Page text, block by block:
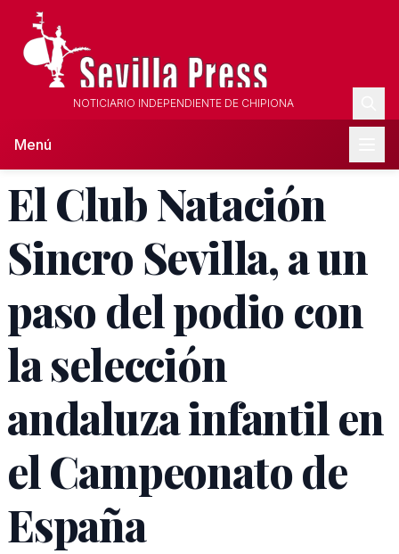
NOTICIARIO INDEPENDIENTE DE CHIPIONA
Menú
El Club Natación
Sincro Sevilla, a un
paso del podio con
la selección
andaluza infantil en
el Campeonato de
España